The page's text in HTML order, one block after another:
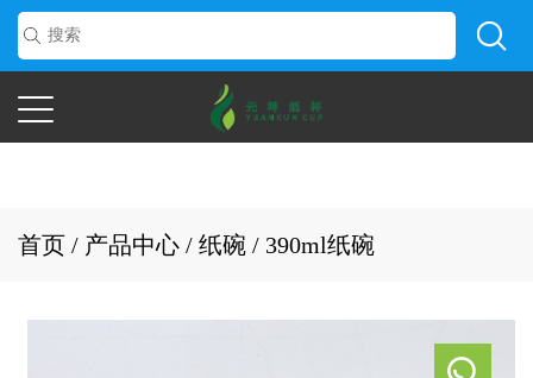
首页 / 产品中心 / 纸碗 / 390ml纸碗